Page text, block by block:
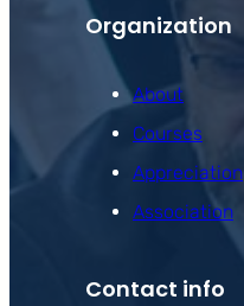
Organization
About
Courses
Appreciation
Association
Contact info